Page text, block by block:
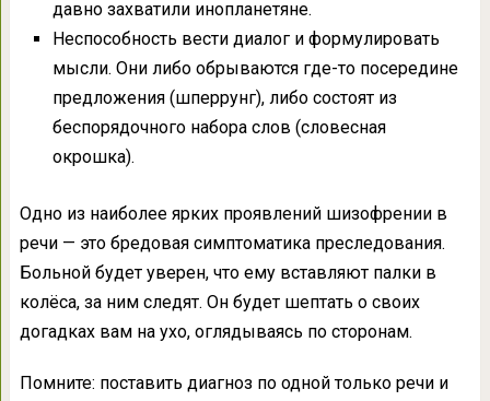
давно захватили инопланетяне.
Неспособность вести диалог и формулировать
мысли. Они либо обрываются где-то посередине
предложения (шперрунг), либо состоят из
беспорядочного набора слов (словесная
окрошка).
Одно из наиболее ярких проявлений шизофрении в
речи — это бредовая симптоматика преследования.
Больной будет уверен, что ему вставляют палки в
колёса, за ним следят. Он будет шептать о своих
догадках вам на ухо, оглядываясь по сторонам.
Помните: поставить диагноз по одной только речи и